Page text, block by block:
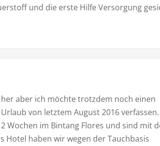
und die erste Hilfe Versorgung
aber ich möchte trotzdem noch einen
von letztem August 2016 verfassen.
Wochen im Bintang Flores und sind mit
Hotel haben wir wegen der Tauchbasis